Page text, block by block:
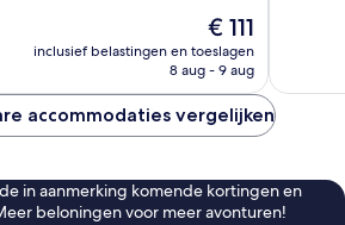
De
prijs
is
€ 111
inclusief belastingen en toeslagen
8 aug - 9 aug
accommodaties vergelijken
in aanmerking komende kortingen en
beloningen voor meer avonturen!